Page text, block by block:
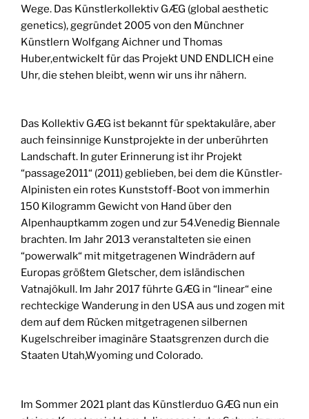
Wege. Das Künstlerkollektiv GÆG (global aesthetic
genetics), gegründet 2005 von den Münchner
Künstlern Wolfgang Aichner und Thomas
Huber,entwickelt für das Projekt UND ENDLICH eine
Uhr, die stehen bleibt, wenn wir uns ihr nähern.
Das Kollektiv GÆG ist bekannt für spektakuläre, aber
auch feinsinnige Kunstprojekte in der unberührten
Landschaft. In guter Erinnerung ist ihr Projekt
“passage2011“ (2011) geblieben, bei dem die Künstler-
Alpinisten ein rotes Kunststoff-Boot von immerhin
150 Kilogramm Gewicht von Hand über den
Alpenhauptkamm zogen und zur 54.Venedig Biennale
brachten. Im Jahr 2013 veranstalteten sie einen
“powerwalk“ mit mitgetragenen Windrädern auf
Europas größtem Gletscher, dem isländischen
Vatnajökull. Im Jahr 2017 führte GÆG in “linear“ eine
rechteckige Wanderung in den USA aus und zogen mit
dem auf dem Rücken mitgetragenen silbernen
Kugelschreiber imaginäre Staatsgrenzen durch die
Staaten Utah,Wyoming und Colorado.
Im Sommer 2021 plant das Künstlerduo GÆG nun ein